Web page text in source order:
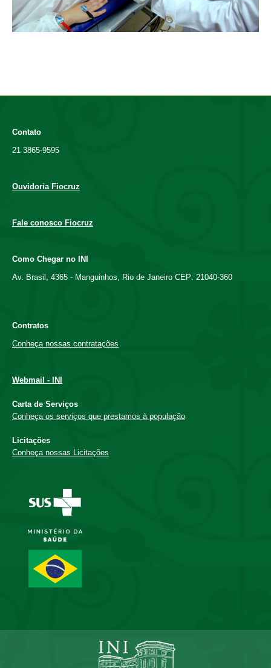
Contato
21 3865-9595
Ouvidoria Fiocruz
Fale conosco Fiocruz
Como Chegar no INI
Av. Brasil, 4365 - Manguinhos, Rio de Janeiro CEP: 21040-360
Contratos
Conheça nossas contratações
Webmail - INI
Carta de Serviços
Conheça os serviços que prestamos à população
Licitações
Conheça nossas Licitações